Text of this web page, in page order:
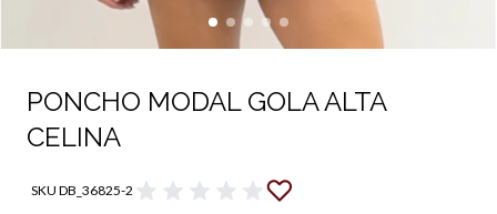
PONCHO MODAL GOLA ALTA
CELINA
SKU DB_36825-2